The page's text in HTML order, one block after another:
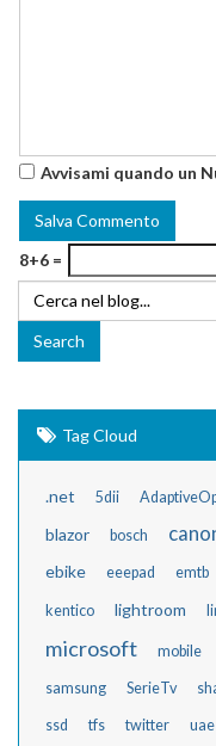
Avvisami quando un
8+6 =
Tag Cloud
.net 5dii
blazor bosch
ebike eeepad emtb
kentico lightroom
microsoft mobile
samsung SerieTv
ssd tfs twitter uae